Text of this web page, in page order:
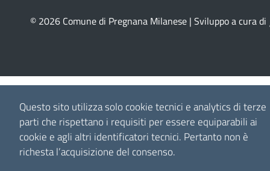
Questo sito utilizza solo cookie tecnici e analytics di terze
parti che rispettano i requisiti per essere equiparabili ai
cookie e agli altri identificatori tecnici. Pertanto non è
richesta l’acquisizione del consenso.
© 2026 Comune di Pregnana Milanese | Sviluppo a cura di